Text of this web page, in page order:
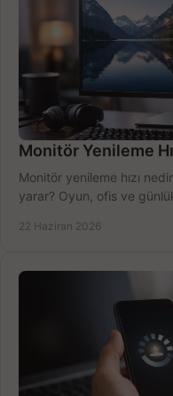
Monitör Yenileme
Monitör yenileme hızı
yarar? Oyun, ofis ve
22 Haziran 2026